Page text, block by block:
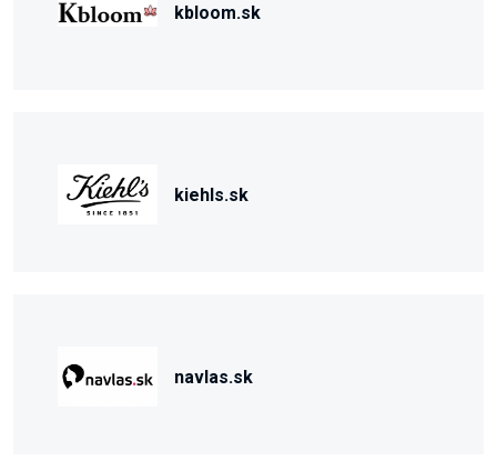
kbloom.sk
kiehls.sk
navlas.sk